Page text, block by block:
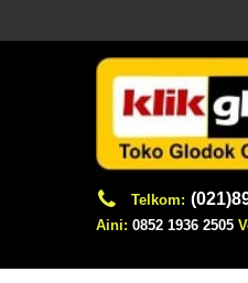
Telkom:
Aini: 0852 1936 2505